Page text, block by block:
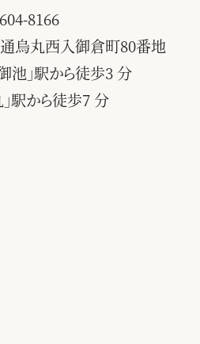
8166
烏丸西入御倉町80番地
池」駅から徒歩3 分
駅から徒歩7 分